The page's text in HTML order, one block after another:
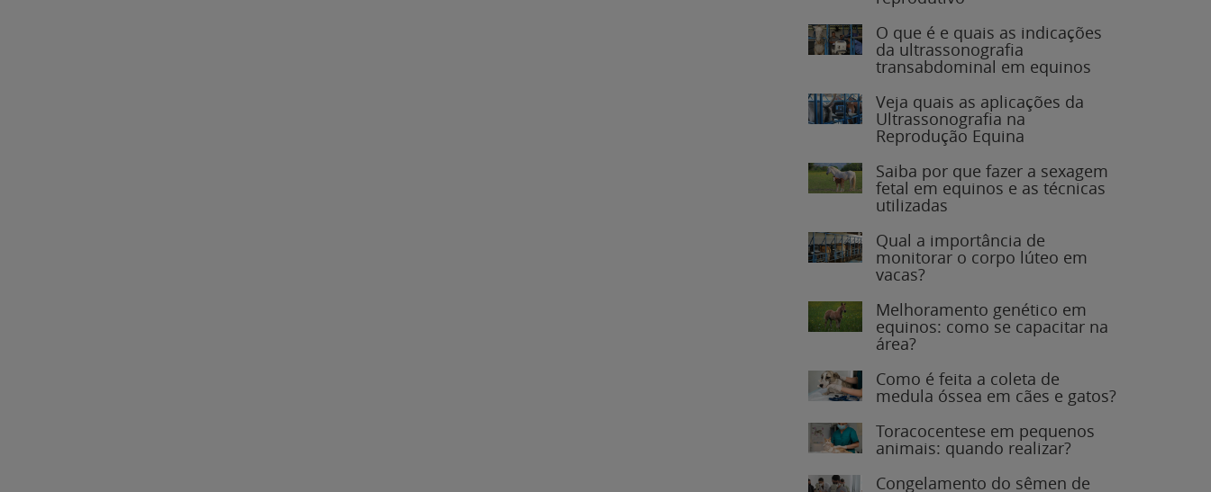
O que é e quais as indicações
da ultrassonografia
transabdominal em equinos
Veja quais as aplicações da
Ultrassonografia na
Reprodução Equina
Saiba por que fazer a sexagem
fetal em equinos e as técnicas
utilizadas
Qual a importância de
monitorar o corpo lúteo em
vacas?
Melhoramento genético em
equinos: como se capacitar na
área?
Como é feita a coleta de
medula óssea em cães e gatos?
Toracocentese em pequenos
animais: quando realizar?
Congelamento do sêmen de